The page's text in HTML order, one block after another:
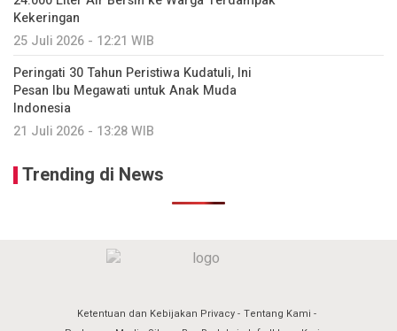
Kekeringan
25 Juli 2026 - 12:21 WIB
Peringati 30 Tahun Peristiwa Kudatuli, Ini
Pesan Ibu Megawati untuk Anak Muda
Indonesia
21 Juli 2026 - 13:28 WIB
Trending di News
Ketentuan dan Kebijakan Privacy Tentang Kami